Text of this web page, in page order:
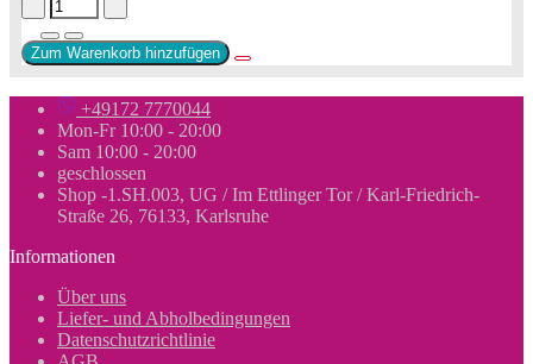
Zum Warenkorb hinzufügen
+49172 7770044
Mon-Fr 10:00 - 20:00
Sam 10:00 - 20:00
geschlossen
Shop -1.SH.003, UG / Im Ettlinger Tor / Karl-Friedrich-
Straße 26, 76133, Karlsruhe
Informationen
Über uns
Liefer- und Abholbedingungen
Datenschutzrichtlinie